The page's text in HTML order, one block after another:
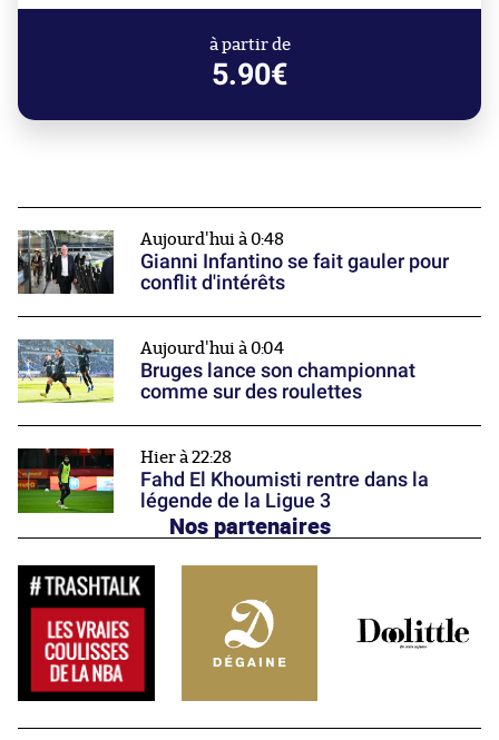
à partir de
5.90€
Aujourd'hui à 0:48
Gianni Infantino se fait gauler pour
conflit d'intérêts
Aujourd'hui à 0:04
Bruges lance son championnat
comme sur des roulettes
Hier à 22:28
Fahd El Khoumisti rentre dans la
légende de la Ligue 3
Nos partenaires